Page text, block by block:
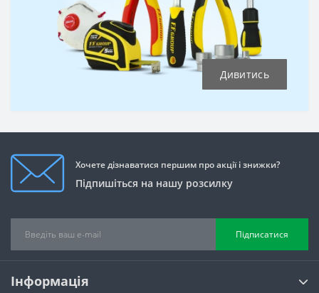
Дивитись
Хочете дізнаватися першим про акції і знижки?
Підпишіться на нашу розсилку
Підписатися
Інформація